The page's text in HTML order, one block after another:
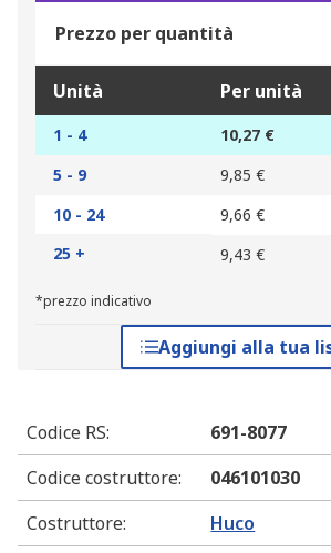
Prezzo per quantità
Unità Per unità
1 - 4
10,27 €
5 - 9
9,85 €
10 - 24
9,66 €
25 +
9,43 €
*prezzo indicativo
Aggiungi alla tua
Codice RS:
691-8077
Codice costruttore:
046101030
Costruttore: Huco